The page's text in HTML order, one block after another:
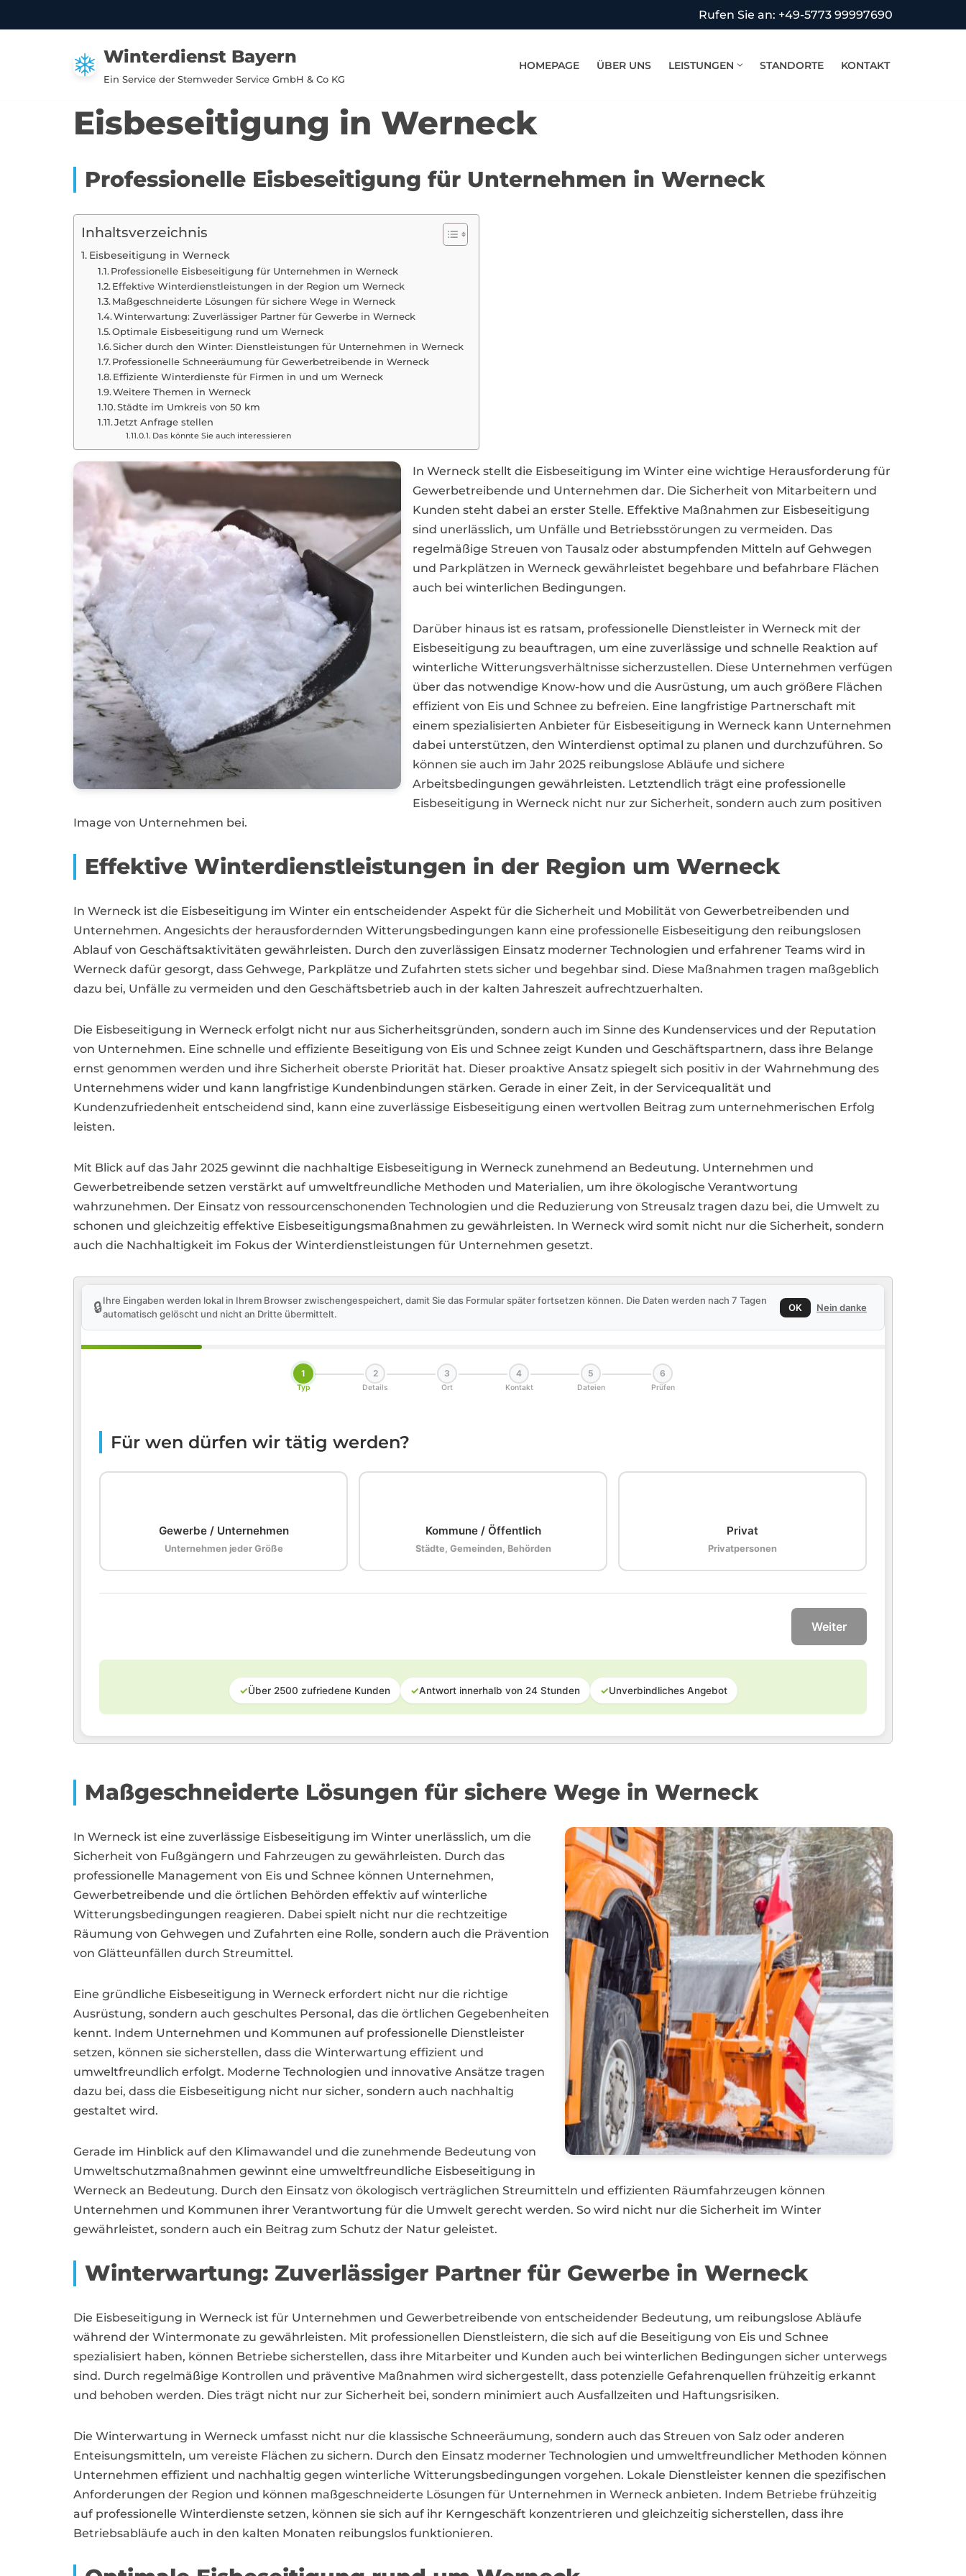
Rufen Sie an: +49-5773 99997690
Winterdienst Bayern
Ein Service der Stemweder Service GmbH & Co KG
HOMEPAGE ÜBER UNS LEISTUNGEN STANDORTE KONTAKT
Eisbeseitigung in Werneck
Professionelle Eisbeseitigung für Unternehmen in Werneck
Inhaltsverzeichnis
Eisbeseitigung in Werneck
Professionelle Eisbeseitigung für Unternehmen in Werneck
Effektive Winterdienstleistungen in der Region um Werneck
Maßgeschneiderte Lösungen für sichere Wege in Werneck
Winterwartung: Zuverlässiger Partner für Gewerbe in Werneck
Optimale Eisbeseitigung rund um Werneck
Sicher durch den Winter: Dienstleistungen für Unternehmen in Werneck
Professionelle Schneeräumung für Gewerbetreibende in Werneck
Effiziente Winterdienste für Firmen in und um Werneck
Weitere Themen in Werneck
Städte im Umkreis von 50 km
Jetzt Anfrage stellen
Das könnte Sie auch interessieren
In Werneck stellt die Eisbeseitigung im Winter eine wichtige Herausforderung für
Gewerbetreibende und Unternehmen dar. Die Sicherheit von Mitarbeitern und
Kunden steht dabei an erster Stelle. Effektive Maßnahmen zur Eisbeseitigung
sind unerlässlich, um Unfälle und Betriebsstörungen zu vermeiden. Das
regelmäßige Streuen von Tausalz oder abstumpfenden Mitteln auf Gehwegen
und Parkplätzen in Werneck gewährleistet begehbare und befahrbare Flächen
auch bei winterlichen Bedingungen.
Darüber hinaus ist es ratsam, professionelle Dienstleister in Werneck mit der
Eisbeseitigung zu beauftragen, um eine zuverlässige und schnelle Reaktion auf
winterliche Witterungsverhältnisse sicherzustellen. Diese Unternehmen verfügen
über das notwendige Know-how und die Ausrüstung, um auch größere Flächen
effizient von Eis und Schnee zu befreien. Eine langfristige Partnerschaft mit
einem spezialisierten Anbieter für Eisbeseitigung in Werneck kann Unternehmen
dabei unterstützen, den Winterdienst optimal zu planen und durchzuführen. So
können sie auch im Jahr 2025 reibungslose Abläufe und sichere
Arbeitsbedingungen gewährleisten. Letztendlich trägt eine professionelle
Eisbeseitigung in Werneck nicht nur zur Sicherheit, sondern auch zum positiven
Image von Unternehmen bei.
Effektive Winterdienstleistungen in der Region um Werneck
In Werneck ist die Eisbeseitigung im Winter ein entscheidender Aspekt für die Sicherheit und Mobilität von Gewerbetreibenden und
Unternehmen. Angesichts der herausfordernden Witterungsbedingungen kann eine professionelle Eisbeseitigung den reibungslosen
Ablauf von Geschäftsaktivitäten gewährleisten. Durch den zuverlässigen Einsatz moderner Technologien und erfahrener Teams wird in
Werneck dafür gesorgt, dass Gehwege, Parkplätze und Zufahrten stets sicher und begehbar sind. Diese Maßnahmen tragen maßgeblich
dazu bei, Unfälle zu vermeiden und den Geschäftsbetrieb auch in der kalten Jahreszeit aufrechtzuerhalten.
Die Eisbeseitigung in Werneck erfolgt nicht nur aus Sicherheitsgründen, sondern auch im Sinne des Kundenservices und der Reputation
von Unternehmen. Eine schnelle und effiziente Beseitigung von Eis und Schnee zeigt Kunden und Geschäftspartnern, dass ihre Belange
ernst genommen werden und ihre Sicherheit oberste Priorität hat. Dieser proaktive Ansatz spiegelt sich positiv in der Wahrnehmung des
Unternehmens wider und kann langfristige Kundenbindungen stärken. Gerade in einer Zeit, in der Servicequalität und
Kundenzufriedenheit entscheidend sind, kann eine zuverlässige Eisbeseitigung einen wertvollen Beitrag zum unternehmerischen Erfolg
leisten.
Mit Blick auf das Jahr 2025 gewinnt die nachhaltige Eisbeseitigung in Werneck zunehmend an Bedeutung. Unternehmen und
Gewerbetreibende setzen verstärkt auf umweltfreundliche Methoden und Materialien, um ihre ökologische Verantwortung
wahrzunehmen. Der Einsatz von ressourcenschonenden Technologien und die Reduzierung von Streusalz tragen dazu bei, die Umwelt zu
schonen und gleichzeitig effektive Eisbeseitigungsmaßnahmen zu gewährleisten. In Werneck wird somit nicht nur die Sicherheit, sondern
auch die Nachhaltigkeit im Fokus der Winterdienstleistungen für Unternehmen gesetzt.
🔒Ihre Eingaben werden lokal in Ihrem Browser zwischengespeichert, damit Sie das Formular später fortsetzen können. Die Daten werden nach 7 Tagen
automatisch gelöscht und nicht an Dritte übermittelt.
OK Nein danke
1
Typ
2
Details
3
Ort
4
Kontakt
5
Dateien
6
Prüfen
Für wen dürfen wir tätig werden?
Gewerbe / Unternehmen
Unternehmen jeder Größe
Kommune / Öffentlich
Städte, Gemeinden, Behörden
Privat
Privatpersonen
Weiter
✓Über 2500 zufriedene Kunden ✓Antwort innerhalb von 24 Stunden ✓Unverbindliches Angebot
Maßgeschneiderte Lösungen für sichere Wege in Werneck
In Werneck ist eine zuverlässige Eisbeseitigung im Winter unerlässlich, um die
Sicherheit von Fußgängern und Fahrzeugen zu gewährleisten. Durch das
professionelle Management von Eis und Schnee können Unternehmen,
Gewerbetreibende und die örtlichen Behörden effektiv auf winterliche
Witterungsbedingungen reagieren. Dabei spielt nicht nur die rechtzeitige
Räumung von Gehwegen und Zufahrten eine Rolle, sondern auch die Prävention
von Glätteunfällen durch Streumittel.
Eine gründliche Eisbeseitigung in Werneck erfordert nicht nur die richtige
Ausrüstung, sondern auch geschultes Personal, das die örtlichen Gegebenheiten
kennt. Indem Unternehmen und Kommunen auf professionelle Dienstleister
setzen, können sie sicherstellen, dass die Winterwartung effizient und
umweltfreundlich erfolgt. Moderne Technologien und innovative Ansätze tragen
dazu bei, dass die Eisbeseitigung nicht nur sicher, sondern auch nachhaltig
gestaltet wird.
Gerade im Hinblick auf den Klimawandel und die zunehmende Bedeutung von
Umweltschutzmaßnahmen gewinnt eine umweltfreundliche Eisbeseitigung in
Werneck an Bedeutung. Durch den Einsatz von ökologisch verträglichen Streumitteln und effizienten Räumfahrzeugen können
Unternehmen und Kommunen ihrer Verantwortung für die Umwelt gerecht werden. So wird nicht nur die Sicherheit im Winter
gewährleistet, sondern auch ein Beitrag zum Schutz der Natur geleistet.
Winterwartung: Zuverlässiger Partner für Gewerbe in Werneck
Die Eisbeseitigung in Werneck ist für Unternehmen und Gewerbetreibende von entscheidender Bedeutung, um reibungslose Abläufe
während der Wintermonate zu gewährleisten. Mit professionellen Dienstleistern, die sich auf die Beseitigung von Eis und Schnee
spezialisiert haben, können Betriebe sicherstellen, dass ihre Mitarbeiter und Kunden auch bei winterlichen Bedingungen sicher unterwegs
sind. Durch regelmäßige Kontrollen und präventive Maßnahmen wird sichergestellt, dass potenzielle Gefahrenquellen frühzeitig erkannt
und behoben werden. Dies trägt nicht nur zur Sicherheit bei, sondern minimiert auch Ausfallzeiten und Haftungsrisiken.
Die Winterwartung in Werneck umfasst nicht nur die klassische Schneeräumung, sondern auch das Streuen von Salz oder anderen
Enteisungsmitteln, um vereiste Flächen zu sichern. Durch den Einsatz moderner Technologien und umweltfreundlicher Methoden können
Unternehmen effizient und nachhaltig gegen winterliche Witterungsbedingungen vorgehen. Lokale Dienstleister kennen die spezifischen
Anforderungen der Region und können maßgeschneiderte Lösungen für Unternehmen in Werneck anbieten. Indem Betriebe frühzeitig
auf professionelle Winterdienste setzen, können sie sich auf ihr Kerngeschäft konzentrieren und gleichzeitig sicherstellen, dass ihre
Betriebsabläufe auch in den kalten Monaten reibungslos funktionieren.